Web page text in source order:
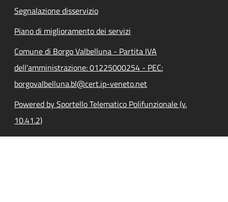
Segnalazione disservizio
Piano di miglioramento dei servizi
Comune di Borgo Valbelluna - Partita IVA
dell'amministrazione: 01225000254 - PEC:
borgovalbelluna.bl@cert.ip-veneto.net
Powered by Sportello Telematico Polifunzionale (v.
10.41.2)